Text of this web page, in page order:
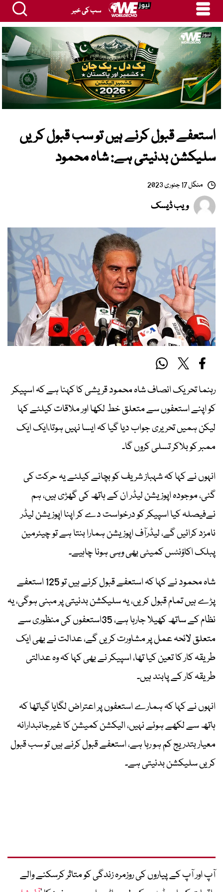
سب کی خبر
استعفے قبول کرنے ہیں تو سب قبول کریں
سلیکشن بدنیتی ہے: شاہ محمود
منگل 17 جنوری 2023
ویب ڈیسک
رہنما تحریک انصاف شاہ محمود قریشی کا کہنا ہے کہ اسپیکر
کو اپنے استعفوں سے متعلق خط لکھا اور ملاقات کیلئے کہا
لیکن ہمیں تحریری جواب دیا گیا کہ ایسا نہیں ہوتا،ایک ایک
ممبر کو بلاکر تسلی کروں گا۔
انہوں نے کہا کہ شہباز شریف کو بچانے کیلئے یہ حرکت کی
گئی، موجودہ اپوزیشن لیڈر ان کے ہاتھ کی گھڑی ہیں، ہم
نےفیصلہ کیا اسپیکر کو درخواست دے کر اپنا اپوزیشن لیڈر
نامزد کرائیں گے، لیڈرآف اپوزیشن ہمارا بنتا ہے تو چیئرمین
پبلک اکاؤنٹس کمیٹی بھی وہی ہونا چاہیے۔
شاہ محمود نے کہا کہ استعفے قبول کرنے ہیں تو 125 استعفے
پڑے ہیں تمام قبول کریں، یہ سلیکشن بدنیتی پر مبنی ہوگی، یہ
نظام کے ساتھ کھیلا جارہا ہے، 35استعفوں کی منظوری سے
متعلق لائحہ عمل پر مشاورت کریں گے، عدالت نے بھی ایک
طریقہ کار کا تعین کیا تھا، اسپیکر نے بھی کہا کہ وہ عدالتی
طریقہ کار کے پابند ہیں۔
انہوں نے کہا کہ ہمارے استعفوں پر اعتراض لگایا گیاتھا کہ
ہاتھ سے لکھے ہوئے نہیں، الیکشن کمیشن کا غیرجانبدارانہ
معیار بتدریج کم ہو رہا ہے، استعفے قبول کرنے ہیں تو سب قبول
کریں سلیکشن بدنیتی ہے۔
آپ اور آپ کے پیاروں کی روزمرہ زندگی کو متاثر کرسکنے والے